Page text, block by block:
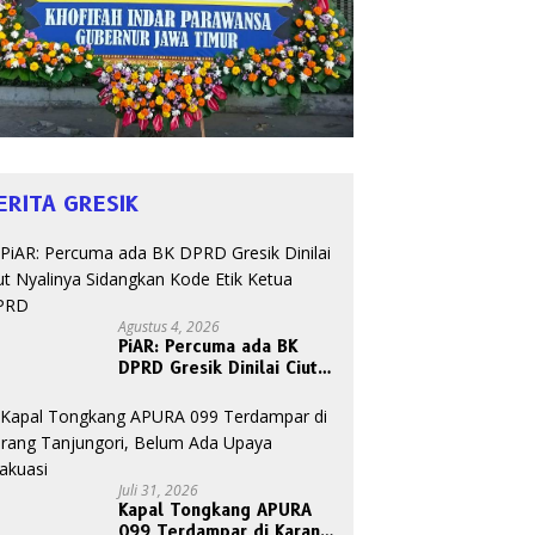
GRESIK
Agustus 4, 2026
PiAR: Percuma ada BK
DPRD Gresik Dinilai Ciut
Etik Ketua DPRD
Juli 31, 2026
Kapal Tongkang APURA